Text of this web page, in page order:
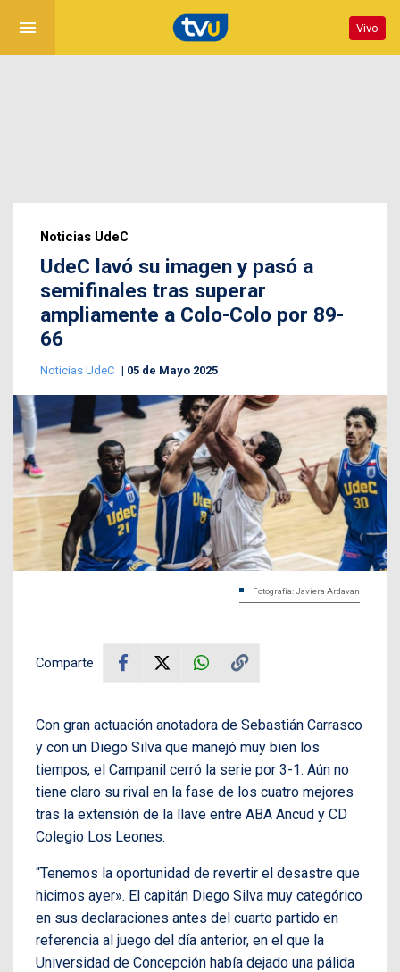
menu Vivo
Noticias UdeC
UdeC lavó su imagen y pasó a
semifinales tras superar
ampliamente a Colo-Colo por 89-
66
Noticias UdeC 05 de Mayo 2025
Fotografía: Javiera Ardavan
Comparte
Con gran actuación anotadora de Sebastián Carrasco
y con un Diego Silva que manejó muy bien los
tiempos, el Campanil cerró la serie por 3-1. Aún no
tiene claro su rival en la fase de los cuatro mejores
tras la extensión de la llave entre ABA Ancud y CD
Colegio Los Leones.
“Tenemos la oportunidad de revertir el desastre que
hicimos ayer». El capitán Diego Silva muy categórico
en sus declaraciones antes del cuarto partido en
referencia al juego del día anterior, en el que la
Universidad de Concepción había dejado una pálida